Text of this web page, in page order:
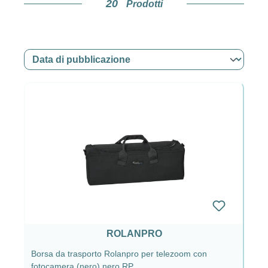
Le soluzioni di protezione per obiettivi
ROLANPRO offrono non solo un’eccellente
protezione da acqua, polvere e graffi, ma sono
anche eleganti e funzionali. Le borse protettive e
modo tale da consentire un trasporto sicuro e
ROLANPRO per proteggere al meglio la tua
attrezzatura in ogni situazione.
20 Prodotti
ROLANPRO
Borsa da trasporto Rolanpro per telezoom con
fotocamera (nero) nero RP